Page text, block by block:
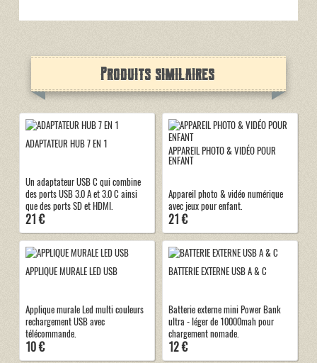
Produits similaires
ADAPTATEUR HUB 7 EN 1
Un adaptateur USB C qui combine
des ports USB 3.0 A et 3.0 C ainsi
que des ports SD et HDMI.
21 €
APPAREIL PHOTO & VIDÉO POUR
ENFANT
Appareil photo & vidéo numérique
avec jeux pour enfant.
21 €
APPLIQUE MURALE LED USB
Applique murale Led multi couleurs
rechargement USB avec
télécommande.
10 €
BATTERIE EXTERNE USB A & C
Batterie externe mini Power Bank
ultra - léger de 10000mah pour
chargement nomade.
12 €